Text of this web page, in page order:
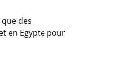
des
en Egypte pour